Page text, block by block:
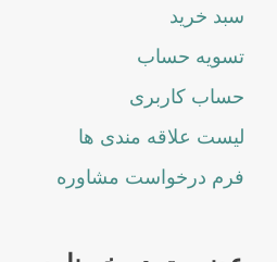
سبد خرید
تسویه حساب
حساب کاربری
لیست علاقه مندی ها
فرم درخواست مشاوره